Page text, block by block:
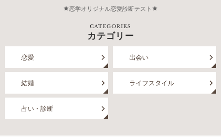
恋学オリジナル恋愛診断テスト
CATEGORIES
カテゴリー
恋愛 出会い
結婚 ライフスタイル
占い・診断